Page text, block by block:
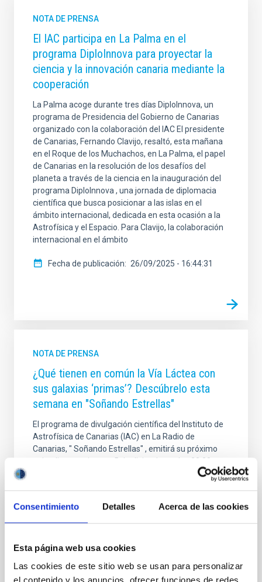
Consentimiento Detalles Acerca de las cookies
Esta página web usa cookies
Las cookies de este sitio web se usan para personalizar
NOTA DE PRENSA
El IAC participa en La Palma en el
programa DiploInnova para proyectar la
ciencia y la innovación canaria mediante la
cooperación
La Palma acoge durante tres días DiploInnova, un
programa de Presidencia del Gobierno de Canarias
organizado con la colaboración del IAC El presidente
de Canarias, Fernando Clavijo, resaltó, esta mañana
en el Roque de los Muchachos, en La Palma, el papel
de Canarias en la resolución de los desafíos del
planeta a través de la ciencia en la inauguración del
programa DiploInnova , una jornada de diplomacia
científica que busca posicionar a las islas en el
ámbito internacional, dedicada en esta ocasión a la
Astrofísica y el Espacio. Para Clavijo, la colaboración
internacional en el ámbito
Fecha de publicación 26/09/2025 - 16:44:31
NOTA DE PRENSA
¿Qué tienen en común la Vía Láctea con
sus galaxias ‘primas’? Descúbrelo esta
semana en "Soñando Estrellas"
El programa de divulgación científica del Instituto de
Astrofísica de Canarias (IAC) en La Radio de
Canarias, " Soñando Estrellas" , emitirá su próximo
episodio este viernes, 5 de diciembre, a las 22:30
por Verónica Martín . En este episodio, la
investigadora del IAC y de la Universidad de La
hablará de qué tienen en común nuestra galaxia, la